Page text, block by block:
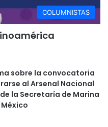
COLUMNISTAS
sobre la convocatoria
al Arsenal Nacional
la Secretaría de Marina